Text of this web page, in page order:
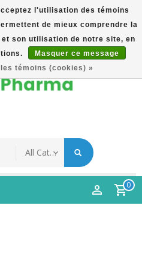
Op Nieuwsbrief | Gratis
€49 | Online Sinds 2007
0
l'utilisation des témoins
de mieux comprendre la
son utilisation de notre site, en
Masquer ce message
témoins (cookies) »